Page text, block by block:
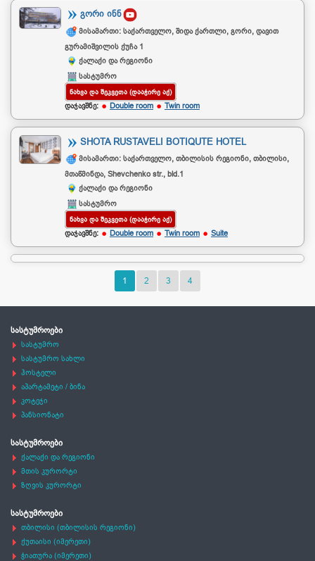
ᲒᲝᲠᲘ ᲘᲜᲜ
მისამართი: საქართველო, შიდა ქართლი, გორი, დავით
გურამიშვილის ქუჩა 1
ქალაქი და რეგიონი
სასტუმრო
ᲜᲐᲮᲕᲐ ᲓᲐ ᲨᲔᲙᲕᲔᲗᲐ (ᲓᲐᲐᲭᲘᲠᲔ ᲐᲥ)
დაჯავშნე: Double room Twin room
SHOTA RUSTAVELI BOTIQUTE HOTEL
მისამართი: საქართველო, თბილისის რეგიონი, თბილისი,
მთაწმინდა, Shevchenko str., bld.1
ქალაქი და რეგიონი
სასტუმრო
ᲜᲐᲮᲕᲐ ᲓᲐ ᲨᲔᲙᲕᲔᲗᲐ (ᲓᲐᲐᲭᲘᲠᲔ ᲐᲥ)
დაჯავშნე: Double room Twin room Suite
1 2 3 4
სასტუმროები
სასტუმრო
სასტუმრო სახლი
ჰოსტელი
აპარტამეტი / ბინა
კოტეჯი
პანსიონატი
სასტუმროები
ქალაქი და რეგიონი
მთის კურორტი
ზღვის კურორტი
სასტუმროები
თბილისი (თბილისის რეგიონი)
ქუთაისი (იმერეთი)
ჭიათურა (იმერეთი)